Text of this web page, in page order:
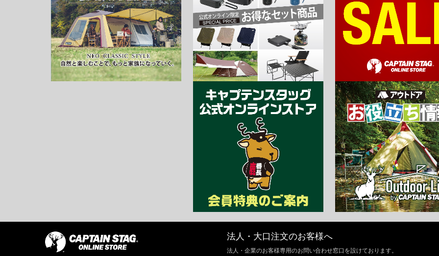
法人・大口注文のお客様へ
法人・企業のお客様専用のお問い合わせ窓口を設けております。